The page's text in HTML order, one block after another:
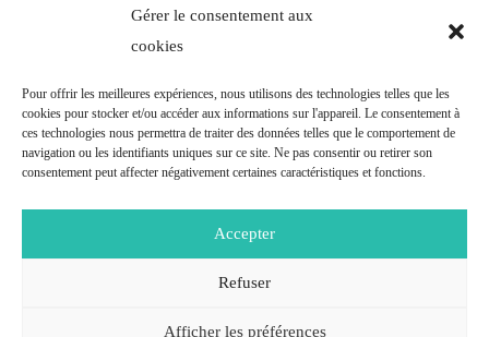
Gérer le consentement aux
cookies
Pour offrir les meilleures expériences, nous utilisons des technologies telles que les
cookies pour stocker et/ou accéder aux informations sur l'appareil. Le consentement à
ces technologies nous permettra de traiter des données telles que le comportement de
navigation ou les identifiants uniques sur ce site. Ne pas consentir ou retirer son
consentement peut affecter négativement certaines caractéristiques et fonctions.
Accepter
Refuser
Afficher les préférences
Prendre RDV
Remboursement possible par votre caisse maladie
selon les clauses de votre contrat.
Nutritionniste agréée ASCA (N° J209062)